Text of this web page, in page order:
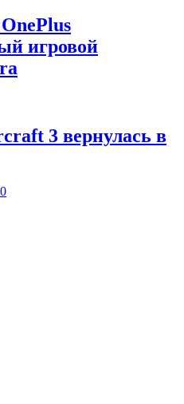
игровой
3 вернулась в
0